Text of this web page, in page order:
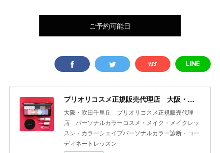
ご予約可能日
プリオリコスメ正規販売代理店 大阪・吹田 yourcolor+
大阪・吹田千里丘 プリオリコスメ正規販売代理
店 パーソナルカラーコスメ・メイク・メイクレッ
スン・カラーシェイプパーソナルカラー診断・コー
ディネートレッスン